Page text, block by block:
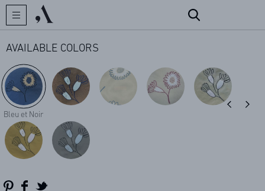
CREATOR
AVAILABLE COLORS
Bleu et Noir